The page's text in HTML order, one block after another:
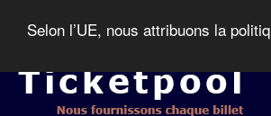
Selon l’UE, nous attribuons la